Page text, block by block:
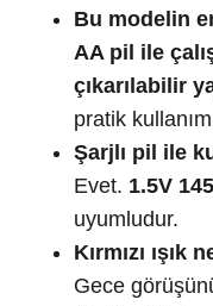
Bu modelin
AA pil ile
çıkarılabilir
pratik
Şarjlı pil ile
Evet. 1.5V
uyumludur.
Kırmızı ışık
Gece